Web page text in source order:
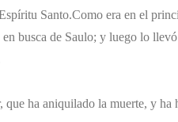
Santo.Como era en el
busca de Saulo; y luego lo
que ha aniquilado la muerte, y